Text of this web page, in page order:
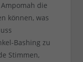
die
können, was
Bashing zu
Stimmen,